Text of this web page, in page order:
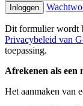
Inloggen
Dit formulier wordt
Privacybeleid van
toepassing.
Afrekenen als een
Het aanmaken van